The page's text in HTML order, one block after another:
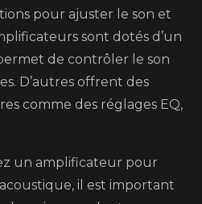
pour ajuster le son et
sont dotés d’un
de contrôler le son
D’autres offrent des
comme des réglages EQ,
un amplificateur pour
il est important